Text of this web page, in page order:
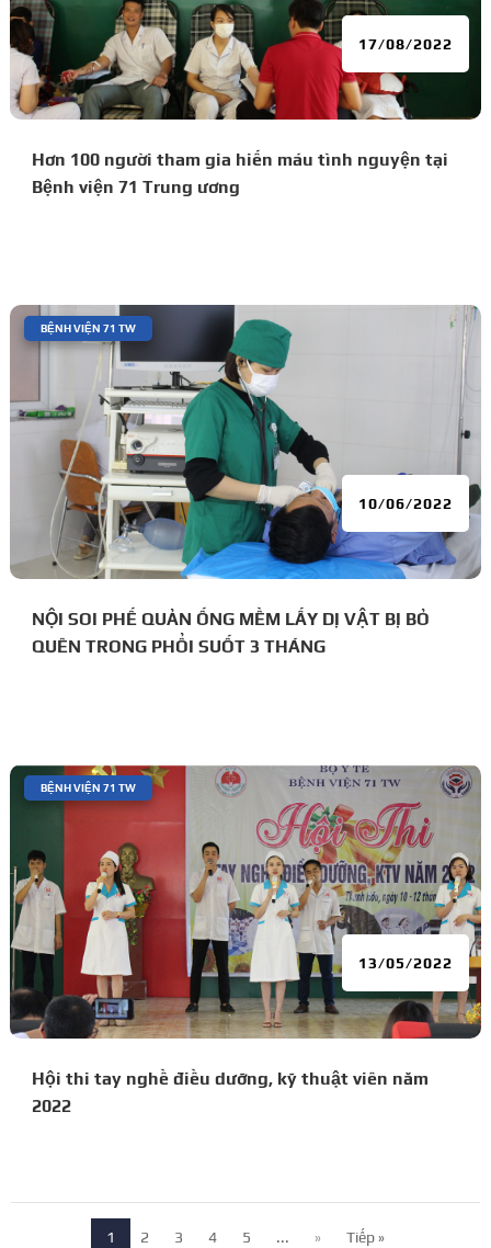
Hơn 100 người tham gia hiến máu tình nguyện tại
Bệnh viện 71 Trung ương
17/08/2022
NỘI SOI PHẾ QUẢN ỐNG MỀM LẤY DỊ VẬT BỊ BỎ
QUÊN TRONG PHỔI SUỐT 3 THÁNG
10/06/2022
BỆNH VIỆN 71 TW
Hội thi tay nghề điều dưỡng, kỹ thuật viên năm
2022
13/05/2022
BỆNH VIỆN 71 TW
1 2 3 4 5 ... » Tiếp »